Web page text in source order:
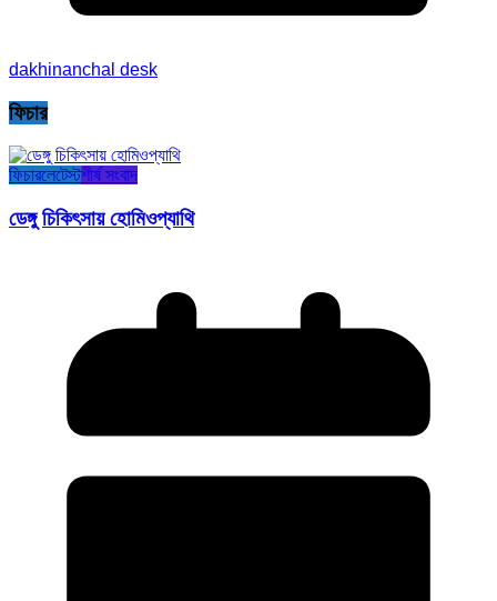
dakhinanchal desk
ফিচার
ফিচারলেটেস্টশীর্ষ সংবাদ
ডেঙ্গু চিকিৎসায় হোমিওপ্যাথি